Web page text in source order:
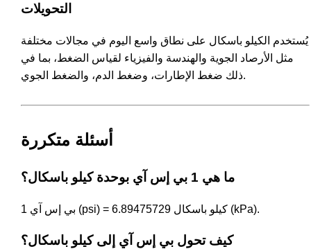
التحويلات
يُستخدم الكيلو باسكال على نطاق واسع اليوم في مجالات مختلفة
مثل الأرصاد الجوية والهندسة والفيزياء لقياس الضغط، بما في
ذلك ضغط الإطارات، وضغط الدم، والضغط الجوي.
أسئلة متكررة
ما هي 1 بي إس آي بوحدة كيلو باسكال؟
1 بي إس آي (psi) = 6.89475729 كيلو باسكال (kPa).
كيف تحول بي إس آي إلى كيلو باسكال؟